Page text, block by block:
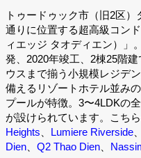
トゥードゥック市（旧2区
通りに位置する超高級コン
ィエッジ タオディエン）」
発、2020年竣工、2棟25階
ウスまで揃う小規模レジデ
備えるリゾートホテル並み
プールが特徴。3〜4LDKの
が設けられています。こち
Heights
Lumiere Riverside
Dien
Q2 Thao Dien